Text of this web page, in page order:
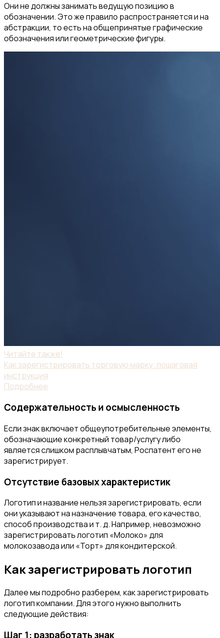
Они не должны занимать ведущую позицию в
обозначении. Это же правило распространяется и на
абстракции, то есть на общепринятые графические
обозначения или геометрические фигуры.
Читайте также!
Как зарегистрировать торговую марку: пошаговая
инструкция
Подробнее
Содержательность и осмысленность
Если знак включает общеупотребительные элементы,
обозначающие конкретный товар/услугу либо
является слишком расплывчатым, Роспатент его не
зарегистрирует.
Отсутствие базовых характеристик
Логотип и название нельзя зарегистрировать, если
они указывают на назначение товара, его качество,
способ производства и т. д. Например, невозможно
зарегистрировать логотип «Молоко» для
молокозавода или «Торт» для кондитерской.
Как зарегистрировать логотип
Далее мы подробно разберем, как зарегистрировать
логотип компании. Для этого нужно выполнить
следующие действия:
Шаг 1: разработать знак